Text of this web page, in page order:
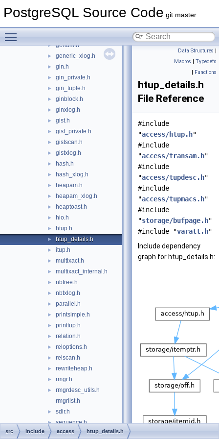
PostgreSQL Source Code git master
► cmptype.h
► genam.h
► generic_xlog.h
► gin.h
► gin_private.h
► gin_tuple.h
► ginblock.h
► ginxlog.h
► gist.h
► gist_private.h
► gistscan.h
► gistxlog.h
► hash.h
► hash_xlog.h
► heapam.h
► heapam_xlog.h
► heaptoast.h
► hio.h
► htup.h
► htup_details.h
► itup.h
► multixact.h
► multixact_internal.h
► nbtree.h
► nbtxlog.h
► parallel.h
► printsimple.h
► printtup.h
► relation.h
► reloptions.h
► relscan.h
► rewriteheap.h
► rmgr.h
►
rmgrdesc_utils.h
rmgrlist.h
► sdir.h
► sequence.h
► session.h
Data Structures |
Macros | Typedefs
| Functions
htup_details.h
File Reference
#include
"access/htup.h"
#include
"access/transam.h"
#include
"access/tupdesc.h"
#include
"access/tupmacs.h"
#include
"storage/bufpage.h"
#include "varatt.h"
Include dependency
graph for htup_details.h:
src include access htup_details.h